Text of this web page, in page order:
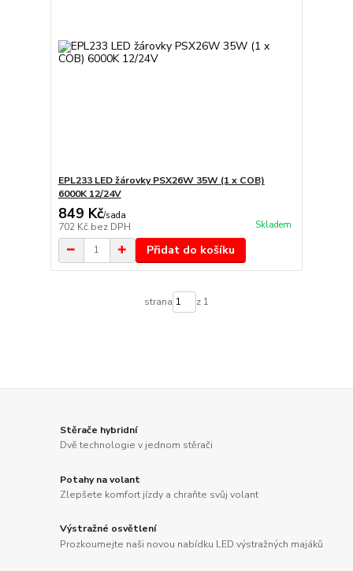
EPL233 LED žárovky PSX26W 35W (1 x COB)
6000K 12/24V
849 Kč/sada
702 Kč bez DPH Skladem
Přidat do košíku
strana z 1
Stěrače hybridní
Dvě technologie v jednom stěrači
Potahy na volant
Zlepšete komfort jízdy a chraňte svůj volant
Výstražné osvětlení
Prozkoumejte naši novou nabídku LED výstražných majáků